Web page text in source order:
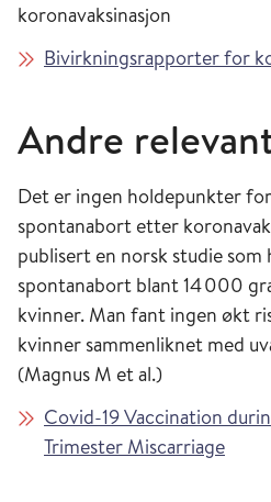
koronavaksinasjon
Bivirkningsrapporter for
Andre
Det er ingen holdepunkter
spontanabort etter
publisert en norsk studie
spontanabort blant 14 000
kvinner. Man fant ingen økt
kvinner sammenliknet med
(Magnus M et al.)
Covid-19 Vaccination
Trimester Miscarriage